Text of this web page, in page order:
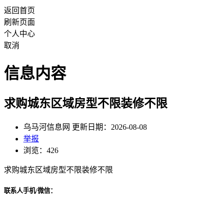
返回首页
刷新页面
个人中心
取消
信息内容
求购城东区域房型不限装修不限
乌马河信息网 更新日期：2026-08-08
举报
浏览：426
求购城东区域房型不限装修不限
联系人手机/微信：